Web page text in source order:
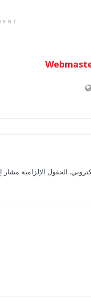
الحقول الإلزامية مشار